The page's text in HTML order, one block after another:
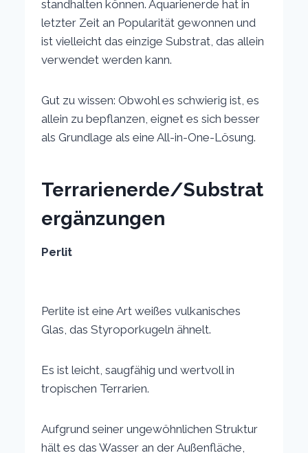
standhalten können. Aquarienerde hat in
letzter Zeit an Popularität gewonnen und
ist vielleicht das einzige Substrat, das allein
verwendet werden kann.
Gut zu wissen: Obwohl es schwierig ist, es
allein zu bepflanzen, eignet es sich besser
als Grundlage als eine All-in-One-Lösung.
Terrarienerde/Substrat
ergänzungen
Perlit
Perlite ist eine Art weißes vulkanisches
Glas, das Styroporkugeln ähnelt.
Es ist leicht, saugfähig und wertvoll in
tropischen Terrarien.
Aufgrund seiner ungewöhnlichen Struktur
hält es das Wasser an der Außenfläche,